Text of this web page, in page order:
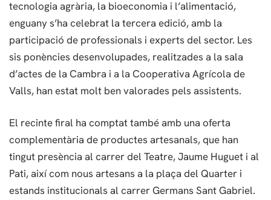
tecnologia agrària, la bioeconomia i l’alimentació,
enguany s’ha celebrat la tercera edició, amb la
participació de professionals i experts del sector. Les
sis ponències desenvolupades, realitzades a la sala
d’actes de la Cambra i a la Cooperativa Agrícola de
Valls, han estat molt ben valorades pels assistents.
El recinte firal ha comptat també amb una oferta
complementària de productes artesanals, que han
tingut presència al carrer del Teatre, Jaume Huguet i al
Pati, així com nous artesans a la plaça del Quarter i
estands institucionals al carrer Germans Sant Gabriel.